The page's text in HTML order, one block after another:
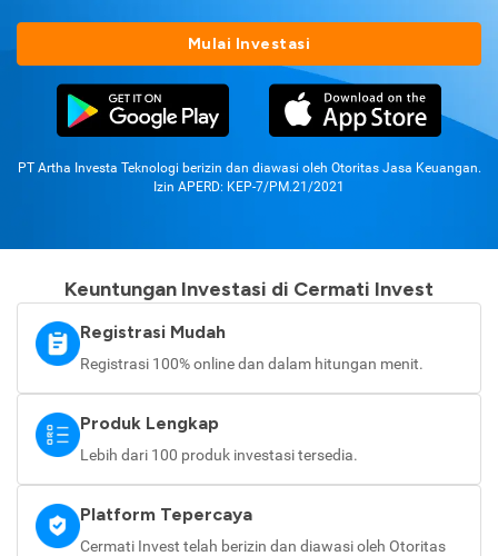
Mulai Investasi
PT Artha Investa Teknologi berizin dan diawasi oleh Otoritas Jasa Keuangan.
Izin APERD: KEP-7/PM.21/2021
Keuntungan Investasi di Cermati Invest
Registrasi Mudah
Registrasi 100% online dan dalam hitungan menit.
Produk Lengkap
Lebih dari 100 produk investasi tersedia.
Platform Tepercaya
Cermati Invest telah berizin dan diawasi oleh Otoritas